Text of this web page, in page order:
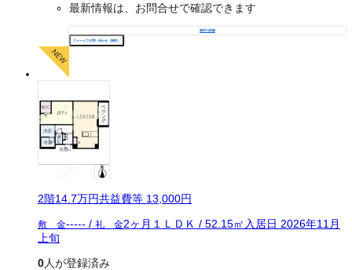
最新情報は、お問合せで確認できます
物件の詳細
フォームでお問い合わせ（無料）
2階14.7万円共益費等 13,000円
敷 金----- / 礼 金2ヶ月 １ＬＤＫ / 52.15㎡ 入居日 2026年11月
上旬
0人が登録済み